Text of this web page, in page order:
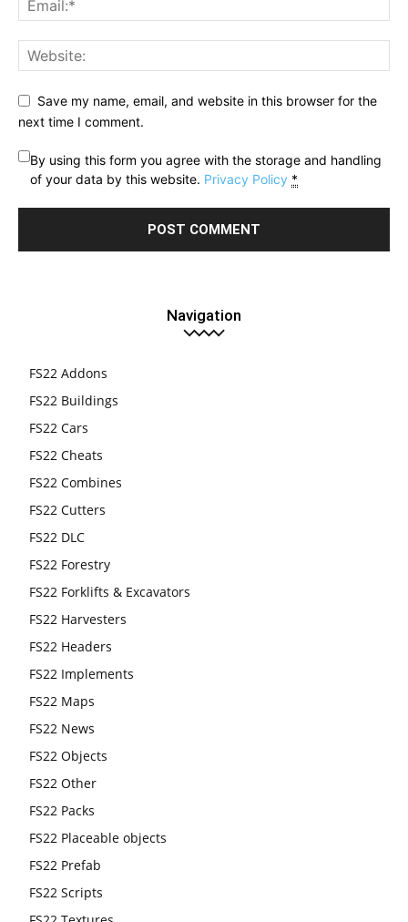
Save my name, email, and website in this browser for the
next time I comment.
By using this form you agree with the storage and handling
of your data by this website. Privacy Policy *
Navigation
FS22 Addons
FS22 Buildings
FS22 Cars
FS22 Cheats
FS22 Combines
FS22 Cutters
FS22 DLC
FS22 Forestry
FS22 Forklifts & Excavators
FS22 Harvesters
FS22 Headers
FS22 Implements
FS22 Maps
FS22 News
FS22 Objects
FS22 Other
FS22 Packs
FS22 Placeable objects
FS22 Prefab
FS22 Scripts